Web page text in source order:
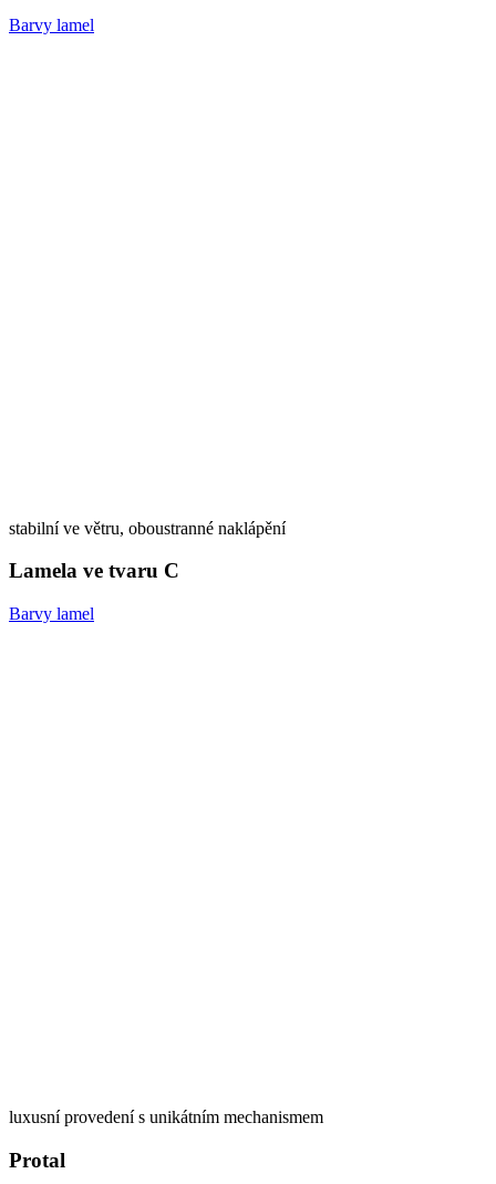
Barvy lamel
stabilní ve větru, oboustranné naklápění
Lamela ve tvaru C
Barvy lamel
luxusní provedení s unikátním mechanismem
Protal